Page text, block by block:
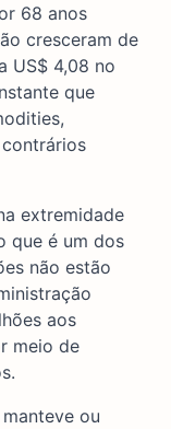
68 anos
cresceram de
US$ 4,08 no
que
extremidade
que é um dos
não estão
aos
meio de
ou